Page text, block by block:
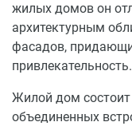
жилых домов он
архитектурным
фасадов,
привлекательность.
Жилой дом состоит
объединенных